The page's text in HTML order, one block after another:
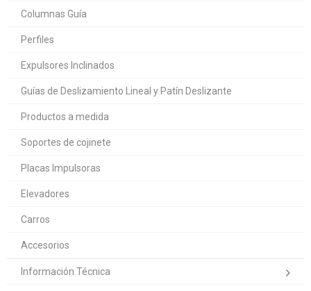
Columnas Guía
Perfiles
Expulsores Inclinados
Guías de Deslizamiento Lineal y Patín Deslizante
Productos a medida
Soportes de cojinete
Placas Impulsoras
Elevadores
Carros
Accesorios
Información Técnica